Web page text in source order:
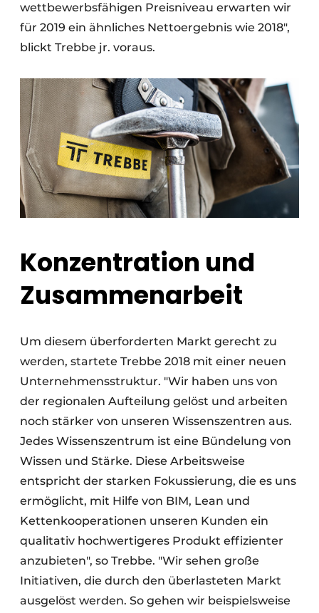
wettbewerbsfähigen Preisniveau erwarten wir
für 2019 ein ähnliches Nettoergebnis wie 2018",
blickt Trebbe jr. voraus.
Konzentration und
Zusammenarbeit
Um diesem überforderten Markt gerecht zu
werden, startete Trebbe 2018 mit einer neuen
Unternehmensstruktur. "Wir haben uns von
der regionalen Aufteilung gelöst und arbeiten
noch stärker von unseren Wissenszentren aus.
Jedes Wissenszentrum ist eine Bündelung von
Wissen und Stärke. Diese Arbeitsweise
entspricht der starken Fokussierung, die es uns
ermöglicht, mit Hilfe von BIM, Lean und
Kettenkooperationen unseren Kunden ein
qualitativ hochwertigeres Produkt effizienter
anzubieten", so Trebbe. "Wir sehen große
Initiativen, die durch den überlasteten Markt
ausgelöst werden. So gehen wir beispielsweise